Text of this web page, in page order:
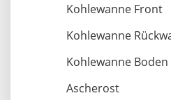
Kohlewanne Front
Kohlewanne
Kohlewanne Boden
Ascherost